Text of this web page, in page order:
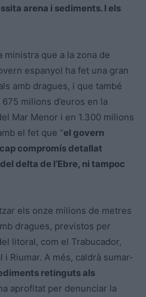
arena i sediments. I els
ministra que a la zona de
espanyol ha fet una gran
amb dragues, i que també
milions d’euros en la
Mar Menor i en 1.300 milions
el fet que “el govern
compromís detallat
delta de l’Ebre, ni tampoc
els onze milions de metres
dragues, previstos per
litoral, com el Trabucador,
i Riumar. A més, caldrà sumar-
retinguts als
aprofitat per denunciar la